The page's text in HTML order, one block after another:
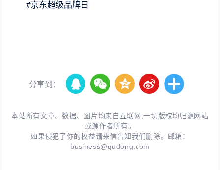
#京东超级品牌日
分享到：
本站所有文章、数据、图片均来自互联网,一切版权均归源网站
或源作者所有。
如果侵犯了你的权益请来信告知我们删除。邮箱：
business@qudong.com